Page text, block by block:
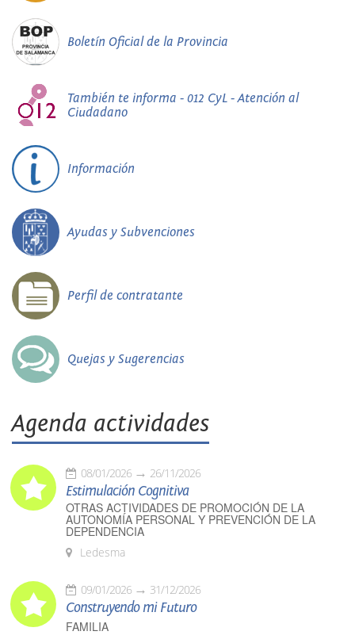
Boletín Oficial de la Provincia
También te informa - 012 CyL - Atención al
Ciudadano
Información
Ayudas y Subvenciones
Perfil de contratante
Quejas y Sugerencias
Agenda actividades
08/01/2026 26/11/2026
Estimulación Cognitiva
OTRAS ACTIVIDADES DE PROMOCIÓN DE LA
AUTONOMÍA PERSONAL Y PREVENCIÓN DE LA
DEPENDENCIA
Ledesma
09/01/2026 31/12/2026
Construyendo mi Futuro
FAMILIA